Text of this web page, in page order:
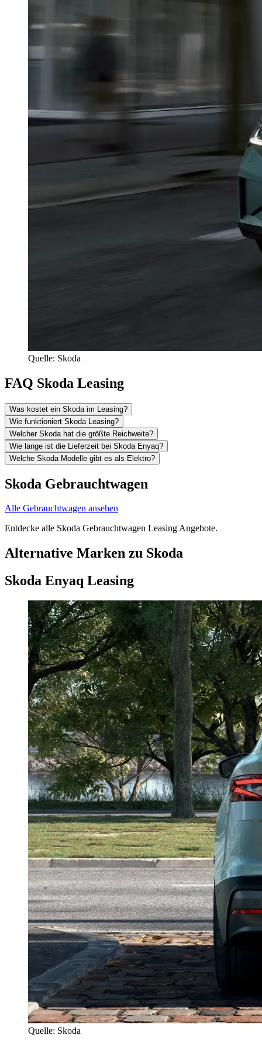
Quelle: Skoda
FAQ Skoda Leasing
Was kostet ein Skoda im Leasing?
Wie funktioniert Skoda Leasing?
Welcher Skoda hat die größte Reichweite?
Wie lange ist die Lieferzeit bei Skoda Enyaq?
Welche Skoda Modelle gibt es als Elektro?
Skoda Gebrauchtwagen
Alle Gebrauchtwagen ansehen
Entdecke alle Skoda Gebrauchtwagen Leasing Angebote.
Alternative Marken zu Skoda
Skoda Enyaq Leasing
Quelle: Skoda